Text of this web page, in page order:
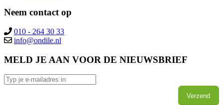
Neem contact op
010 - 264 30 33
info@ondile.nl
MELD JE AAN VOOR DE NIEUWSBRIEF
Verzend